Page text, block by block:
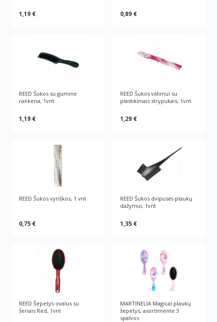
1,19 € 0,89 €
REED Šukos su gumine
rankena, 1vnt
1,19 €
REED Šukos vėlimui su
plastikiniais strypukais, 1vnt
1,29 €
REED Šukos vyriškos, 1 vnt
0,75 €
REED Šukos dvipusės plaukų
dažymui, 1vnt
1,35 €
REED Šepetys ovalus su
šeriais Red, 1vnt
MARTINELIA Magical plaukų
šepetys, asortimente 3
spalvos